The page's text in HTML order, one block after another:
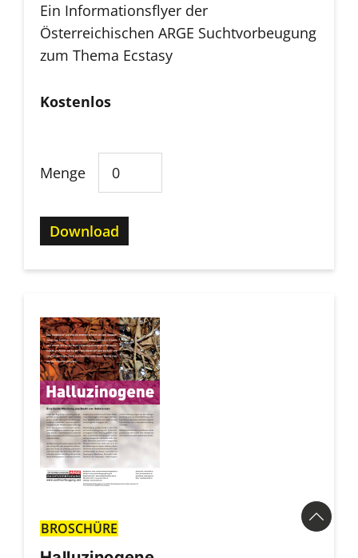
Ein Informationsflyer der
Österreichischen ARGE Suchtvorbeugung
zum Thema Ecstasy
Kostenlos
Menge
Download
BROSCHÜRE